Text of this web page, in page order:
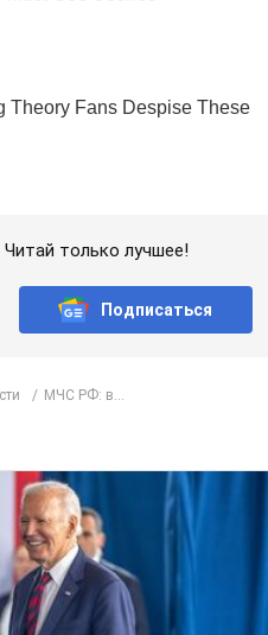
только лучшее!
Подписаться
МЧС РФ: в...